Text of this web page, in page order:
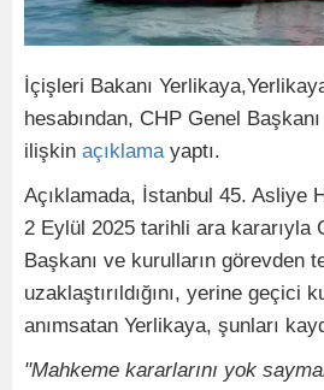
İçişleri Bakanı
hesabından, CHP Genel
ilişkin açıklamayaptı.
Açıklamada, İstanbul 45. Asliye
2 Eylül 2025 tarihli ara kararıyla
Başkanı ve kurulların görevden
uzaklaştırıldığını, yerine geçici
anımsatan Yerlikaya, şunları
"Mahkeme kararlarını yok